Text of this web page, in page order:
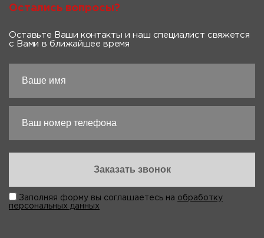
Остались вопросы?
Оставьте Ваши контакты и наш специалист свяжется
с Вами в ближайшее время
Заполняя форму вы соглашаетесь на обработку
персональных данных